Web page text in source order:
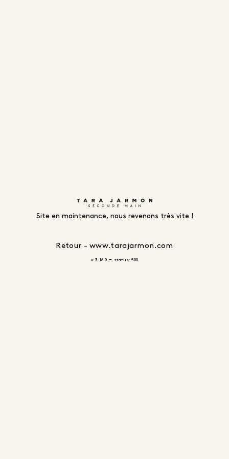
Site en maintenance, nous revenons très vite !
Retour - www.tarajarmon.com
v. 3.16.0 - status: 500